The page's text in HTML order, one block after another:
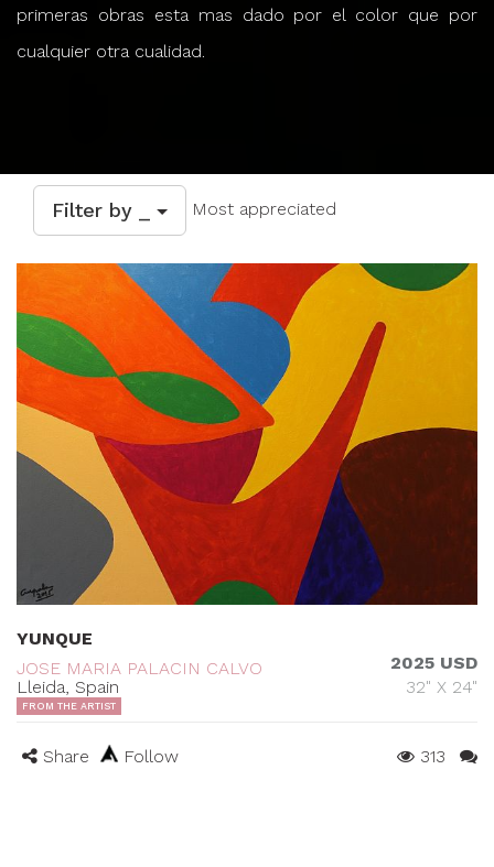
primeras obras esta mas dado por el color que por
cualquier otra cualidad.
Filter by _ Most appreciated
YUNQUE
JOSE MARIA PALACIN CALVO
Lleida, Spain
2025 USD
32" X 24"
FROM THE ARTIST
Share Follow 313